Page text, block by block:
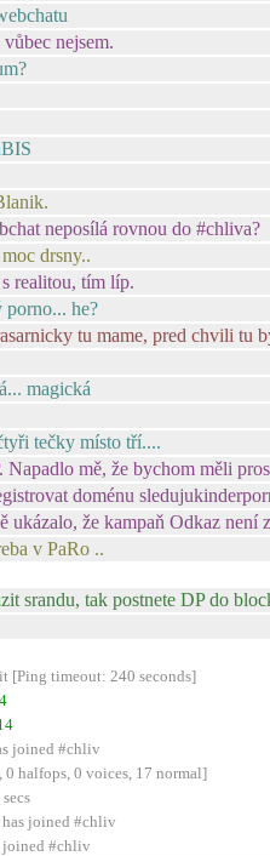
nejsem.
neposílá rovnou do #chliva?
drsny..
realitou, tím líp.
porno... he?
tu mame, pred chvili tu
magická
tečky místo tří....
Napadlo mě, že bychom měli
doménu
ukázalo, že kampaň Odkaz není
v PaRo ..
srandu, tak postnete DP do
[Ping timeout: 240 seconds]
joined #chliv
halfops, 0 voices, 17 normal]
joined #chliv
joined #chliv